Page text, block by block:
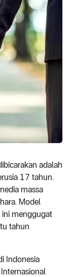
adalah
17 tahun.
massa
Model
menggugat
tahun
Indonesia